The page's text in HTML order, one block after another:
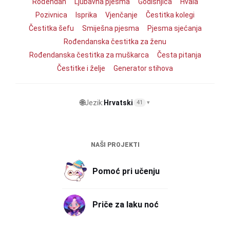
Pozivnica
Isprika Vjenčanje
Čestitka kolegi
Čestitka šefu
Smiješna pjesma
Pjesma sjećanja
Rođendanska čestitka za ženu
Rođendanska čestitka za muškarca
Česta pitanja
Čestitke i želje
Generator stihova
🌐Jezik: Hrvatski 41 ▾
NAŠI PROJEKTI
Pomoć pri učenju
Priče za laku noć